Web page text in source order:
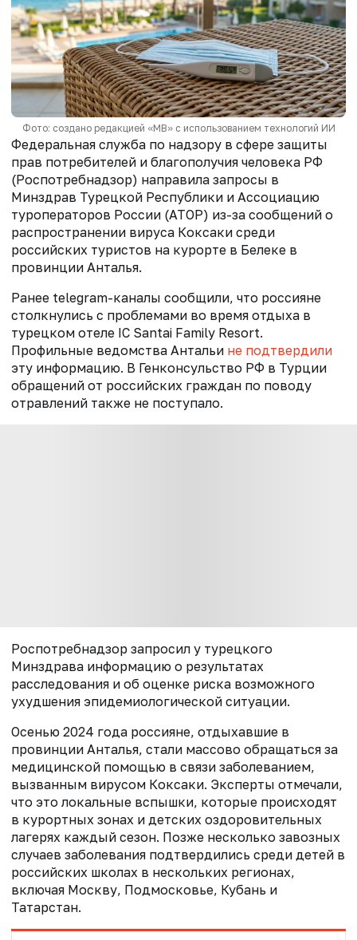
Фото: создано редакцией «МВ» с использованием технологий ИИ
Федеральная служба по надзору в сфере защиты
прав потребителей и благополучия человека РФ
(Роспотребнадзор) направила запросы в
Минздрав Турецкой Республики и Ассоциацию
туроператоров России (АТОР) из-за сообщений о
распространении вируса Коксаки среди
российских туристов на курорте в Белеке в
провинции Анталья.
Ранее telegram-каналы сообщили, что россияне
столкнулись с проблемами во время отдыха в
турецком отеле IC Santai Family Resort.
Профильные ведомства Антальи не подтвердили
эту информацию. В Генконсульство РФ в Турции
обращений от российских граждан по поводу
отравлений также не поступало.
Роспотребнадзор запросил у турецкого
Минздрава информацию о результатах
расследования и об оценке риска возможного
ухудшения эпидемиологической ситуации.
Осенью 2024 года россияне, отдыхавшие в
провинции Анталья, стали массово обращаться за
медицинской помощью в связи заболеванием,
вызванным вирусом Коксаки. Эксперты отмечали,
что это локальные вспышки, которые происходят
в курортных зонах и детских оздоровительных
лагерях каждый сезон. Позже несколько завозных
случаев заболевания подтвердились среди детей в
российских школах в нескольких регионах,
включая Москву, Подмосковье, Кубань и
Татарстан.